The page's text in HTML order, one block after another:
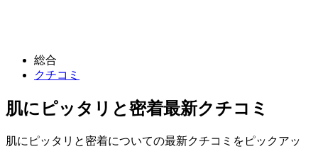
総合
クチコミ
肌にピッタリと密着最新クチコミ
肌にピッタリと密着についての最新クチコミをピックアッ